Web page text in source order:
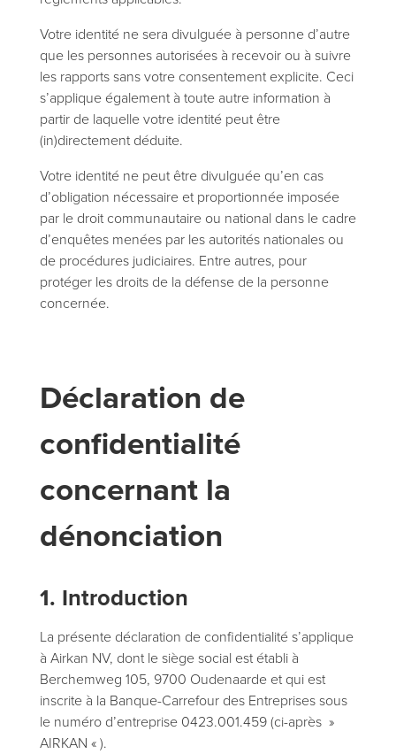
Votre identité ne sera divulguée à personne d’autre
que les personnes autorisées à recevoir ou à suivre
les rapports sans votre consentement explicite. Ceci
s’applique également à toute autre information à
partir de laquelle votre identité peut être
(in)directement déduite.
Votre identité ne peut être divulguée qu’en cas
d’obligation nécessaire et proportionnée imposée
par le droit communautaire ou national dans le cadre
d’enquêtes menées par les autorités nationales ou
de procédures judiciaires. Entre autres, pour
protéger les droits de la défense de la personne
concernée.
Déclaration de
confidentialité
concernant la
dénonciation
1. Introduction
La présente déclaration de confidentialité s’applique
à Airkan NV, dont le siège social est établi à
Berchemweg 105, 9700 Oudenaarde et qui est
inscrite à la Banque-Carrefour des Entreprises sous
le numéro d’entreprise 0423.001.459 (ci-après »
AIRKAN « ).